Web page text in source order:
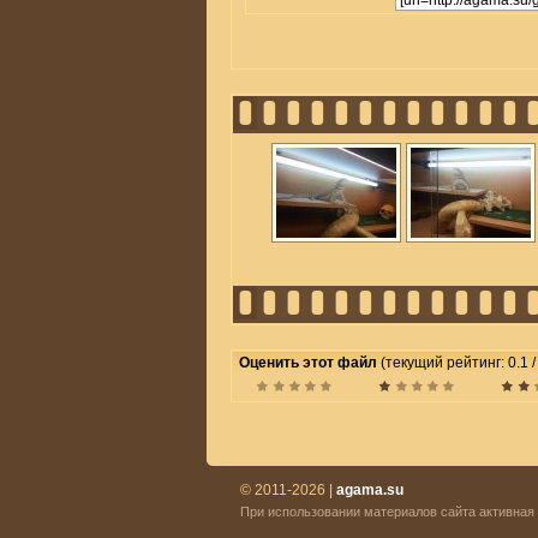
Оценить этот файл (текущий рейтинг: 0.1
© 2011-2026 | agama.su
При использовании материалов сайта